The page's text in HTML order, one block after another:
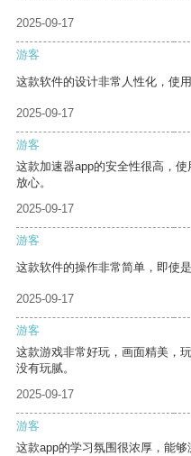
2025-09-17
游客
这款软件的设计非常人性化，使
2025-09-17
游客
这款加速器app的安全性很高，
放心。
2025-09-17
游客
这款软件的操作非常简单，即使
2025-09-17
游客
这款游戏非常好玩，画面精美，
没有玩腻。
2025-09-17
游客
这款app的学习氛围很浓厚，能